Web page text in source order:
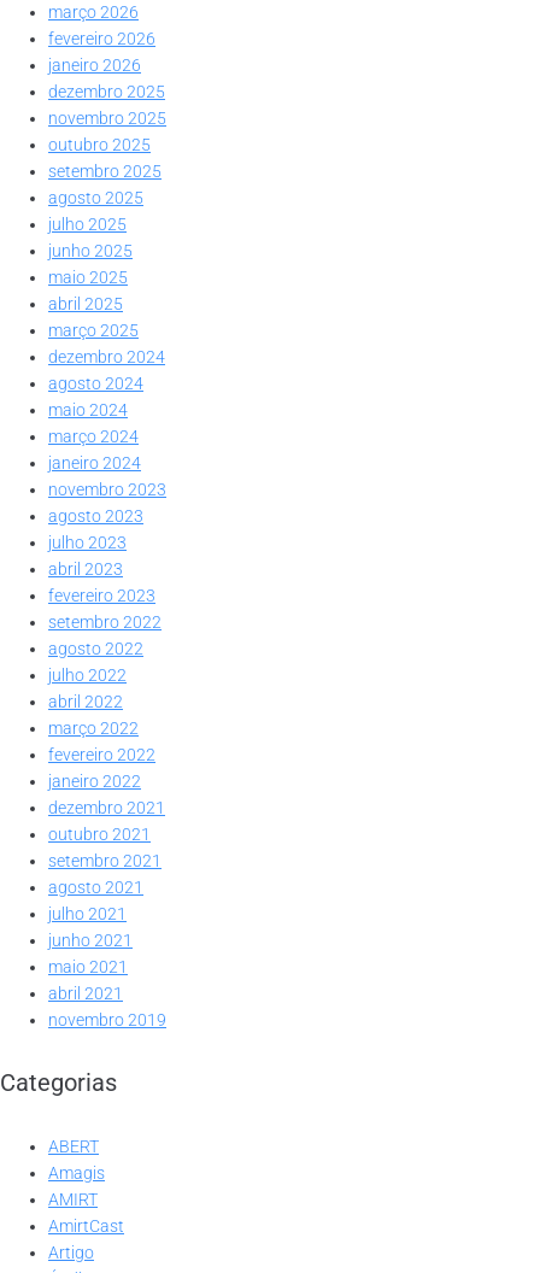
março 2026
fevereiro 2026
janeiro 2026
dezembro 2025
novembro 2025
outubro 2025
setembro 2025
agosto 2025
julho 2025
junho 2025
maio 2025
abril 2025
março 2025
dezembro 2024
agosto 2024
maio 2024
março 2024
janeiro 2024
novembro 2023
agosto 2023
julho 2023
abril 2023
fevereiro 2023
setembro 2022
agosto 2022
julho 2022
abril 2022
março 2022
fevereiro 2022
janeiro 2022
dezembro 2021
outubro 2021
setembro 2021
agosto 2021
julho 2021
junho 2021
maio 2021
abril 2021
novembro 2019
Categorias
ABERT
Amagis
AMIRT
AmirtCast
Artigo